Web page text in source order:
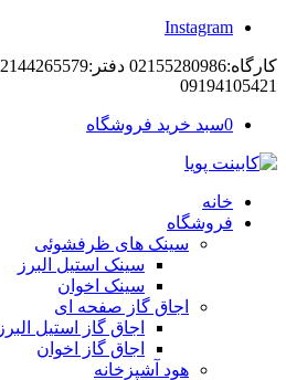
Instagram
09194105421
0سبد خرید فروشگاه
خانه
فروشگاه
سینک های ظرفشوئی
سینک استیل البرز
سینک اخوان
اجاق گاز صفحه ای
اجاق گاز استیل البرز
اجاق گاز اخوان
هود آشپزخانه